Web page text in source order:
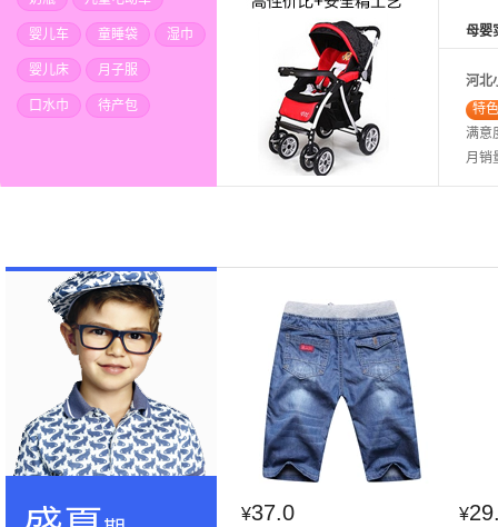
婴儿车 童睡袋 湿巾
婴儿床 月子服
口水巾 待产包
母婴
河北
特色
满意
月销
¥37.0 ¥